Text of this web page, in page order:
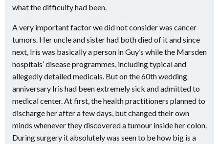
what the difficulty had been.
A very important factor we did not consider was cancer
tumors. Her uncle and sister had both died of it and since
next, Iris was basically a person in Guy’s while the Marsden
hospitals’ disease programmes, including typical and
allegedly detailed medicals. But on the 60th wedding
anniversary Iris had been extremely sick and admitted to
medical center. At first, the health practitioners planned to
discharge her after a few days, but changed their own
minds whenever they discovered a tumour inside her colon.
During surgery it absolutely was seen to be how big is a